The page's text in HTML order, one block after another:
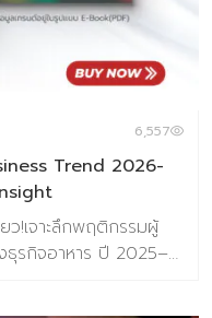
6,557
Trend 2026-
ว!เจาะลึกพฤติกรรมผู้
ธุรกิจอาหาร ปี 2025–